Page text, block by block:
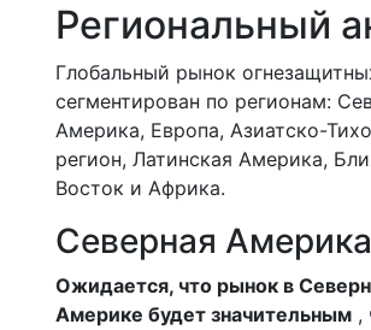
Региональный
Глобальный рынок
сегментирован по регионам:
Америка, Европа, Азиатско-
регион, Латинская Америка,
Восток и Африка.
Северная Америка
Ожидается, что рынок в
Америке будет значительным ,